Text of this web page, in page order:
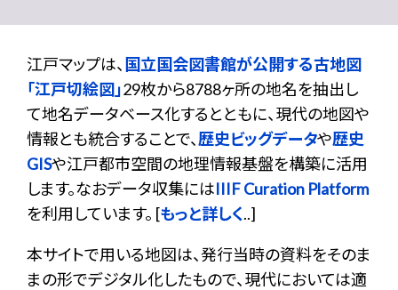
江戸マップは、 国立国会図書館が公開する古地図
「江戸切絵図」29枚から8788ヶ所の地名を抽出し
て地名データベース化するとともに、現代の地図や
情報とも統合することで、歴史ビッグデータや歴史
GISや江戸都市空間の地理情報基盤を構築に活用
します。なおデータ収集にはIIIF Curation Platform
を利用しています。 [もっと詳しく..]
本サイトで用いる地図は、発行当時の資料をそのま
まの形でデジタル化したもので、現代においては適